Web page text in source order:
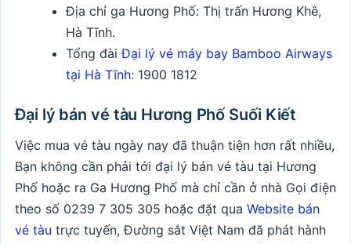
Địa chỉ ga Hương Phố: Thị trấn Hương Khê,
Hà Tĩnh.
Tổng đàiĐại lý vé máy bay Bamboo Airways
tại Hà Tĩnh: 1900 1812
Đại lý bán vé tàu Hương Phố Suối Kiết
Việc mua vé tàu ngày nay đã thuận tiện hơn rất nhiều,
Bạn không cần phải tới đại lý bán vé tàu tại Hương
Phố hoặc ra Ga Hương Phố mà chỉ cần ở nhà Gọi điện
theo số 0239 7 305 305 hoặc đặt qua Website bán
vé tàu trực tuyến, Đường sắt Việt Nam đã phát hành